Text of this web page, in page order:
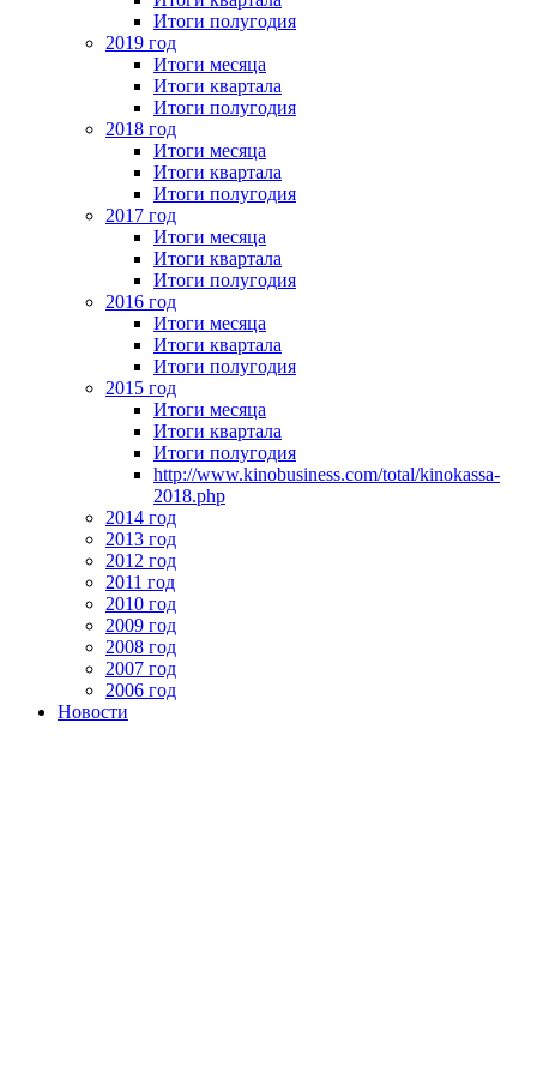
Итоги полугодия
2019 год
Итоги месяца
Итоги квартала
Итоги полугодия
2018 год
Итоги месяца
Итоги квартала
Итоги полугодия
2017 год
Итоги месяца
Итоги квартала
Итоги полугодия
2016 год
Итоги месяца
Итоги квартала
Итоги полугодия
2015 год
Итоги месяца
Итоги квартала
Итоги полугодия
http://www.kinobusiness.com/total/kinokassa-
2018.php
2014 год
2013 год
2012 год
2011 год
2010 год
2009 год
2008 год
2007 год
2006 год
Новости